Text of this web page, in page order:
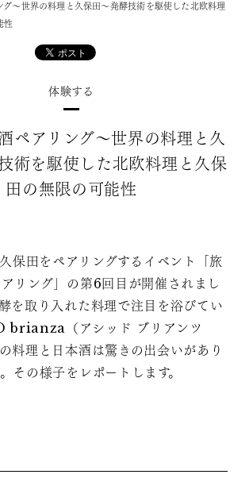
グ〜世界の料理と久保田〜発酵技術を駆使した北欧料理
性
体験する
ペアリング〜世界の料理と久
術を駆使した北欧料理と久保
田の無限の可能性
保田をペアリングするイベント「旅
リング」の第6回目が開催されまし
を取り入れた料理で注目を浴びてい
brianza（アシッド ブリアンツ
料理と日本酒は驚きの出会いがあり
その様子をレポートします。